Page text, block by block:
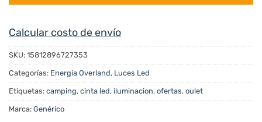
Calcular costo de envío
SKU: 15812896727353
Categorías: Energia Overland, Luces Led
Etiquetas: camping, cinta led, iluminacion, ofertas, oulet
Marca: Genérico